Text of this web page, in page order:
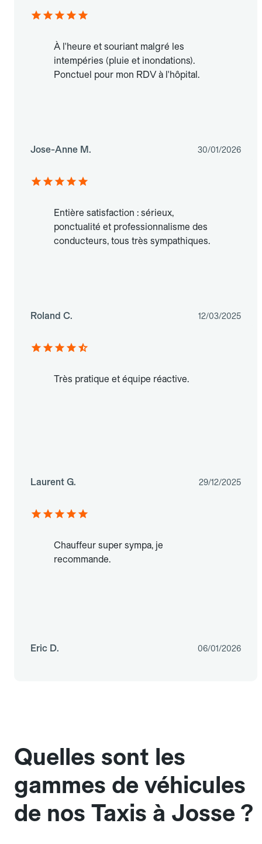
À l'heure et souriant malgré les
intempéries (pluie et inondations).
Ponctuel pour mon RDV à l'hôpital.
Jose-Anne M. 30/01/2026
Entière satisfaction : sérieux,
ponctualité et professionnalisme des
conducteurs, tous très sympathiques.
Roland C. 12/03/2025
Très pratique et équipe réactive.
Laurent G. 29/12/2025
Chauffeur super sympa, je
recommande.
Eric D. 06/01/2026
Quelles sont les
gammes de véhicules
de nos Taxis à Josse ?